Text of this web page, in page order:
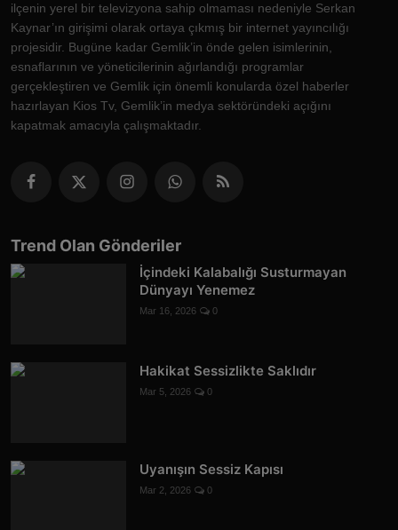
ilçenin yerel bir televizyona sahip olmaması nedeniyle Serkan
Kaynar’ın girişimi olarak ortaya çıkmış bir internet yayıncılığı
projesidir. Bugüne kadar Gemlik’in önde gelen isimlerinin,
esnaflarının ve yöneticilerinin ağırlandığı programlar
gerçekleştiren ve Gemlik için önemli konularda özel haberler
hazırlayan Kios Tv, Gemlik’in medya sektöründeki açığını
kapatmak amacıyla çalışmaktadır.
Trend Olan Gönderiler
İçindeki Kalabalığı Susturmayan
Dünyayı Yenemez
Mar 16, 2026 0
Hakikat Sessizlikte Saklıdır
Mar 5, 2026 0
Uyanışın Sessiz Kapısı
Mar 2, 2026 0